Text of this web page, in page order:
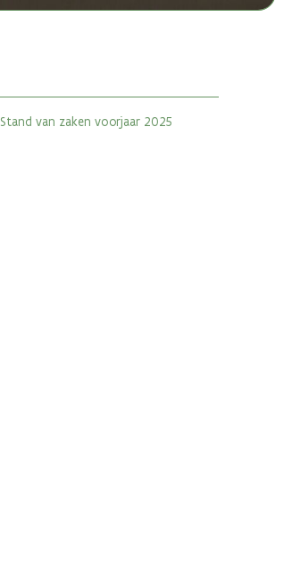
Stand van zaken voorjaar 2025